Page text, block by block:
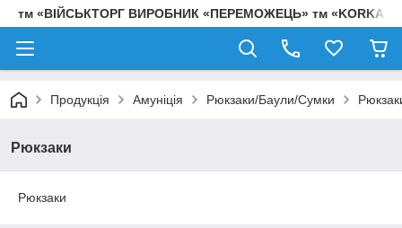
тм «ВІЙСЬКТОРГ ВИРОБНИК «ПЕРЕМОЖЕЦЬ» тм «KORKA»
Продукція Амуніція Рюкзаки/Баули/Сумки
Рюкзаки
Рюкзаки